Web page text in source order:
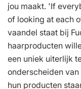
jou maakt. 'If
of looking at each
vaandel staat bij
haarproducten
een uniek uiterlijk
onderscheiden
hun producten